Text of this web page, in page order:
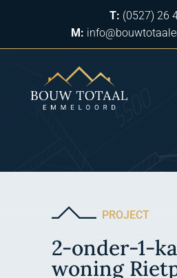
T: (0527) 26
M:
PROJECT
2-onder-1-
woning